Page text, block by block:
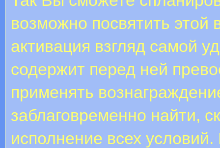
возможно посвятить этой
активация взгляд самой
содержит перед ней
применять
заблаговременно найти,
исполнение всех